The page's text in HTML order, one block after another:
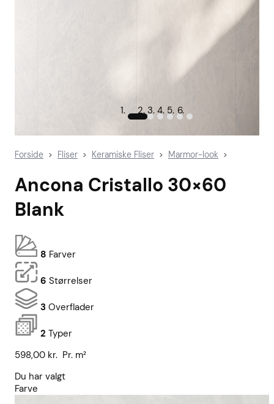
Forside > Fliser > Keramiske Fliser > Marmor-look >
Ancona Cristallo 30×60
Blank
8 Farver
6 Størrelser
3 Overflader
2 Typer
598,00 kr. Pr. m²
Du har valgt
Farve